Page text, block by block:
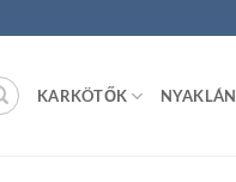
KARKÖTŐK